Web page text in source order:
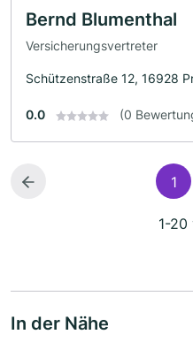
Bernd Blumenthal
Versicherungsvertreter
Schützenstraße 12, 16928
0.0 (0
1
1-20
In der Nähe